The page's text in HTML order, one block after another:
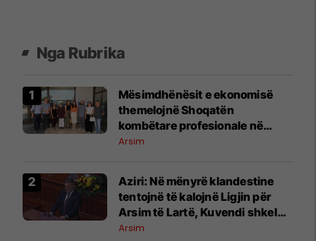
Nga Rubrika
Mësimdhënësit e ekonomisë
themelojnë Shoqatën
kombëtare profesionale në
Maqedoninë e Veriut
Arsim
Aziri: Në mënyrë klandestine
tentojnë të kalojnë Ligjin për
Arsim të Lartë, Kuvendi shkel
rregulloren
Arsim